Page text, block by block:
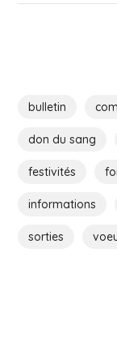
bulletin
don du sang
festivités
informations
sorties